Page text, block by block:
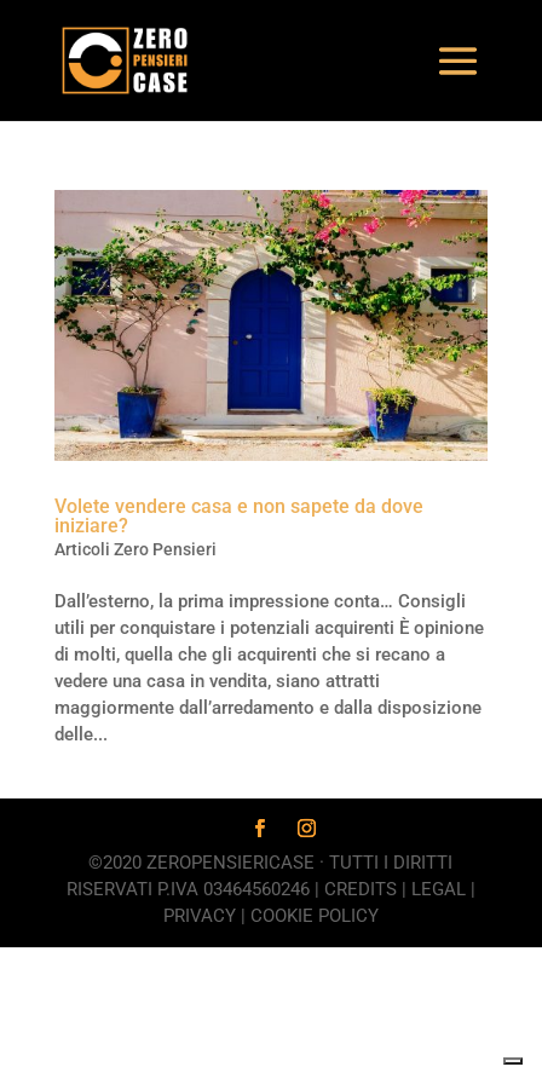
Volete vendere casa e non sapete da dove
iniziare?
Articoli Zero Pensieri
Dall’esterno, la prima impressione conta… Consigli
utili per conquistare i potenziali acquirenti È opinione
di molti, quella che gli acquirenti che si recano a
vedere una casa in vendita, siano attratti
maggiormente dall’arredamento e dalla disposizione
delle...
©2020 ZEROPENSIERICASE · TUTTI I DIRITTI
RISERVATI P.IVA 03464560246 | CREDITS| LEGAL|
PRIVACY| COOKIE POLICY